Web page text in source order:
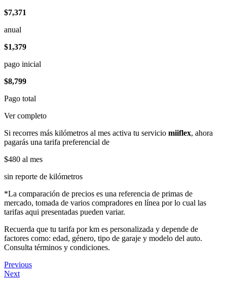
$7,371
anual
$1,379
pago inicial
$8,799
Pago total
Ver completo
Si recorres más kilómetros al mes activa tu servicio miiflex, ahora
pagarás una tarifa preferencial de
$480 al mes
sin reporte de kilómetros
*La comparación de precios es una referencia de primas de
mercado, tomada de varios compradores en línea por lo cual las
tarifas aqui presentadas pueden variar.
Recuerda que tu tarifa por km es personalizada y depende de
factores como: edad, género, tipo de garaje y modelo del auto.
Consulta términos y condiciones.
Previous
Next